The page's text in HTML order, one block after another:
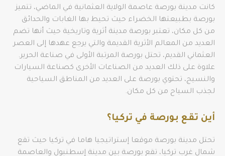
كانت مدينة بورصة عاصمة الولاية العثمانية في الماضي، تتميز
بورصة بطبيعتها الخضراء حيث تحيط بها الغابات والحدائق
من كل مكان، تعتبر بورصة مدينة أثرية وتاريخية حيث أنها تضم
العديد من المعالم الأثرية القديمة والتي يرجع عهدها إلى العصر
العثماني القديم، تحتل بورصة المرتبة الأولى في صناعة الحرير.
علاوة على ذلك العديد من الصناعات الأخرى كصناعة السيارات
والنسيج، تحتوي بورصة على العديد من المناطق السياحية
لجذب السياح من كل مكان.
أين تقع بورصة في تركيا؟
تحتل مدينة بورصة موقعا إستراتيجيا هاما في تركيا حيث تقع
شمال غرب تركيا، تقع بورصة بين مدينة إسطنبول والعاصمة